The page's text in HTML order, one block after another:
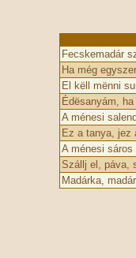
Fecskemadár
Ha még
El këll mënni
Édësanyám,
A ménesi
Ez a tanya, jez
A ménesi sáros
Szállj el, páva,
Madárka,